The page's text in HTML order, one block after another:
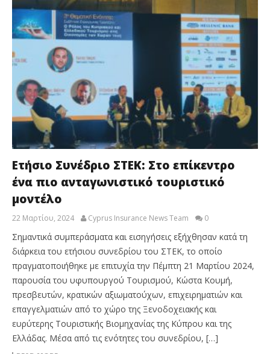
Ετήσιο Συνέδριο ΣΤΕΚ: Στο επίκεντρο
ένα πιο ανταγωνιστικό τουριστικό
μοντέλο
22 Μαρτίου, 2024 Cyprus Insurance News Team 0
Σημαντικά συμπεράσματα και εισηγήσεις εξήχθησαν κατά τη
διάρκεια του ετήσιου συνεδρίου του ΣΤΕΚ, το οποίο
πραγματοποιήθηκε με επιτυχία την Πέμπτη 21 Μαρτίου 2024,
παρουσία του υφυπουργού Τουρισμού, Κώστα Κουμή,
πρεσβευτών, κρατικών αξιωματούχων, επιχειρηματιών και
επαγγελματιών από το χώρο της Ξενοδοχειακής και
ευρύτερης Τουριστικής Βιομηχανίας της Κύπρου και της
Ελλάδας. Μέσα από τις ενότητες του συνεδρίου, […]